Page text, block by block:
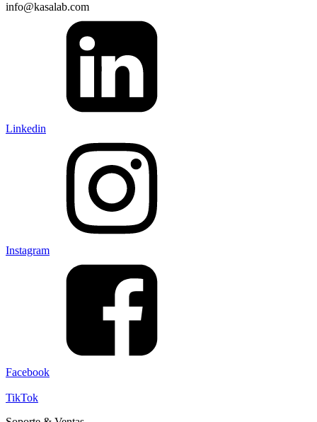
info@kasalab.com
Linkedin
Instagram
Facebook
TikTok